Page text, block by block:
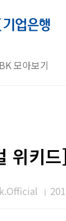
모아보기
위키